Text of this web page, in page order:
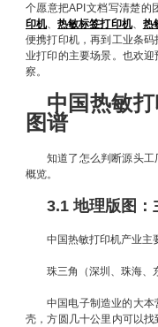
个愿意把API文档写清楚的
印机、热敏标签打印机、 热
便携打印机，再到工业条
业打印的主要场景。也欢
察。
中国热敏
图谱
知道了怎么判断源头
概览。
3.1 地理版图：
中国热敏打印机产业主
珠三角（深圳、珠海、
中国电子制造业的大
壳，方圆几十公里内可以